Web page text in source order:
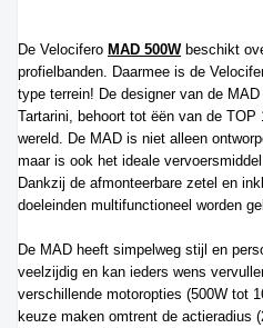
De Velocifero MAD 500Wbeschikt
profielbanden. Daarmee is de
type terrein! De designer van de
Tartarini, behoort tot ëën van de
wereld. De MAD is niet alleen
maar is ook het ideale
Dankzij de afmonteerbare zetel en
doeleinden multifunctioneel worden
De MAD heeft simpelweg stijl en
veelzijdig en kan ieders wens
verschillende motoropties (500W tot
keuze maken omtrent de actieradius